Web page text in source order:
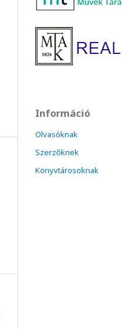
Információ
Olvasóknak
Szerzőknek
Könyvtárosoknak